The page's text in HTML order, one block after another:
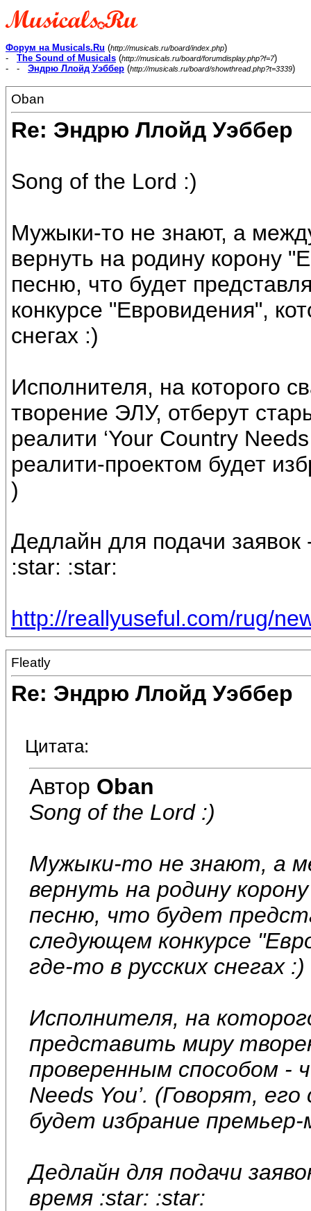
Форум на Musicals.Ru (http://musicals.ru/board/index.php)
- The Sound of Musicals (http://musicals.ru/board/forumdisplay.php?f=7)
- - Эндрю Ллойд Уэббер (http://musicals.ru/board/showthread.php?t=3339)
Oban
Re: Эндрю Ллойд Уэббер
Song of the Lord :)
Мужыки-то не знают, а
вернуть на родину корону
песню, что будет
конкурсе "Евровидения",
снегах :)
Исполнителя, на которого
творение ЭЛУ, отберут
реалити ‘Your Country
реалити-проектом будет
)
Дедлайн для подачи
:star: :star:
http://reallyuseful.com/rug/
Fleatly
Re: Эндрю Ллойд Уэббер
Цитата:
Автор Oban
Song of the Lord :)
Мужыки-то не знают, а
вернуть на родину
песню, что будет
следующем конкурсе
где-то в русских снегах :)
Исполнителя, на
представить миру
проверенным способом -
Needs You’. (Говорят,
будет избрание
Дедлайн для подачи
время :star: :star: